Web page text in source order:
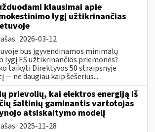
klausimai apie
lygį užtikrinančias
2026-03-12
bus įgyvendinamos minimalų
ES užtikrinančios priemonės?
taikyti Direktyvos 50 straipsnyje
ne daugiau kaip šešerius...
prievolių, kai elektros energiją iš
šaltinių gaminantis vartotojas
atsiskaitymo modelį
2025-11-28